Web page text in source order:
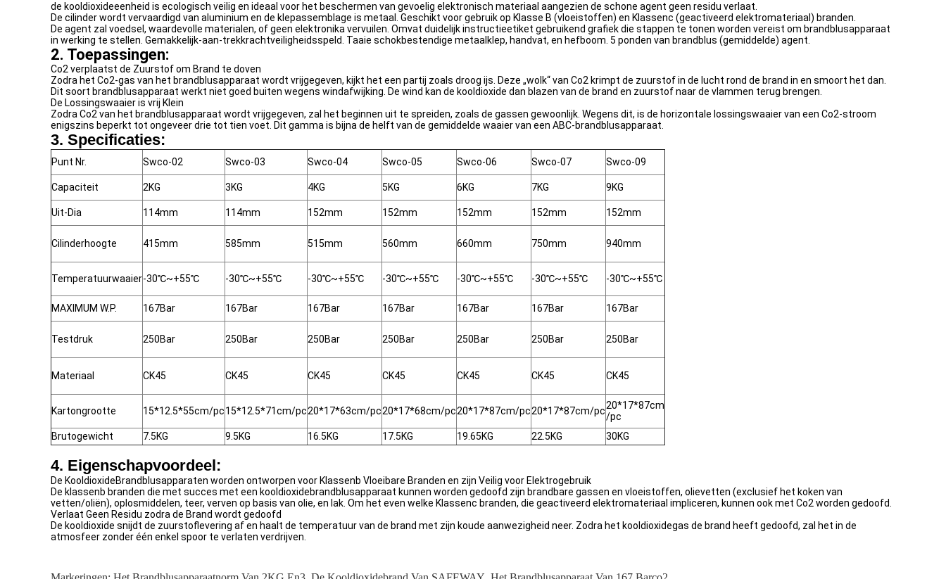
de kooldioxideeenheid is ecologisch veilig en ideaal voor het beschermen van gevoelig elektronisch materiaal aangezien de schone agent geen residu verlaat.
De cilinder wordt vervaardigd van aluminium en de klepassemblage is metaal. Geschikt voor gebruik op Klasse B (vloeistoffen) en Klassenc (geactiveerd elektromateriaal) branden.
De agent zal voedsel, waardevolle materialen, of geen elektronika vervuilen. Omvat duidelijk instructieetiket gebruikend grafiek die stappen te tonen worden vereist om brandblusapparaat
in werking te stellen. Gemakkelijk-aan-trekkrachtveiligheidsspeld. Taaie schokbestendige metaalklep, handvat, en hefboom. 5 ponden van brandblus (gemiddelde) agent.
2. Toepassingen:
Co2 verplaatst de Zuurstof om Brand te doven
Zodra het Co2-gas van het brandblusapparaat wordt vrijgegeven, kijkt het een partij zoals droog ijs. Deze „wolk“ van Co2 krimpt de zuurstof in de lucht rond de brand in en smoort het dan.
Dit soort brandblusapparaat werkt niet goed buiten wegens windafwijking. De wind kan de kooldioxide dan blazen van de brand en zuurstof naar de vlammen terug brengen.
De Lossingswaaier is vrij Klein
Zodra Co2 van het brandblusapparaat wordt vrijgegeven, zal het beginnen uit te spreiden, zoals de gassen gewoonlijk. Wegens dit, is de horizontale lossingswaaier van een Co2-stroom
enigszins beperkt tot ongeveer drie tot tien voet. Dit gamma is bijna de helft van de gemiddelde waaier van een ABC-brandblusapparaat.
3. Specificaties:
Punt Nr. Swco-02 Swco-03 Swco-04 Swco-05 Swco-06 Swco-07 Swco-09
Capaciteit 2KG 3KG 4KG 5KG 6KG 7KG 9KG
Uit-Dia 114mm 114mm 152mm 152mm 152mm 152mm 152mm
Cilinderhoogte 415mm 585mm 515mm 560mm 660mm 750mm 940mm
Temperatuurwaaier-30℃~+55℃ -30℃~+55℃ -30℃~+55℃ -30℃~+55℃ -30℃~+55℃ -30℃~+55℃ -30℃~+55℃
MAXIMUM W.P. 167Bar 167Bar 167Bar 167Bar 167Bar 167Bar 167Bar
Testdruk 250Bar 250Bar 250Bar 250Bar 250Bar 250Bar 250Bar
Materiaal CK45 CK45 CK45 CK45 CK45 CK45 CK45
Kartongrootte 15*12.5*55cm/pc15*12.5*71cm/pc20*17*63cm/pc20*17*68cm/pc20*17*87cm/pc20*17*87cm/pc20*17*87cm
/pc
Brutogewicht
7.5KG 9.5KG 16.5KG 17.5KG 19.65KG 22.5KG 30KG
4. Eigenschapvoordeel:
De KooldioxideBrandblusapparaten worden ontworpen voor Klassenb Vloeibare Branden en zijn Veilig voor Elektrogebruik
De klassenb branden die met succes met een kooldioxidebrandblusapparaat kunnen worden gedoofd zijn brandbare gassen en vloeistoffen, olievetten (exclusief het koken van
vetten/oliën), oplosmiddelen, teer, verven op basis van olie, en lak. Om het even welke Klassenc branden, die geactiveerd elektromateriaal impliceren, kunnen ook met Co2 worden gedoofd.
Verlaat Geen Residu zodra de Brand wordt gedoofd
De kooldioxide snijdt de zuurstoflevering af en haalt de temperatuur van de brand met zijn koude aanwezigheid neer. Zodra het kooldioxidegas de brand heeft gedoofd, zal het in de
atmosfeer zonder één enkel spoor te verlaten verdrijven.